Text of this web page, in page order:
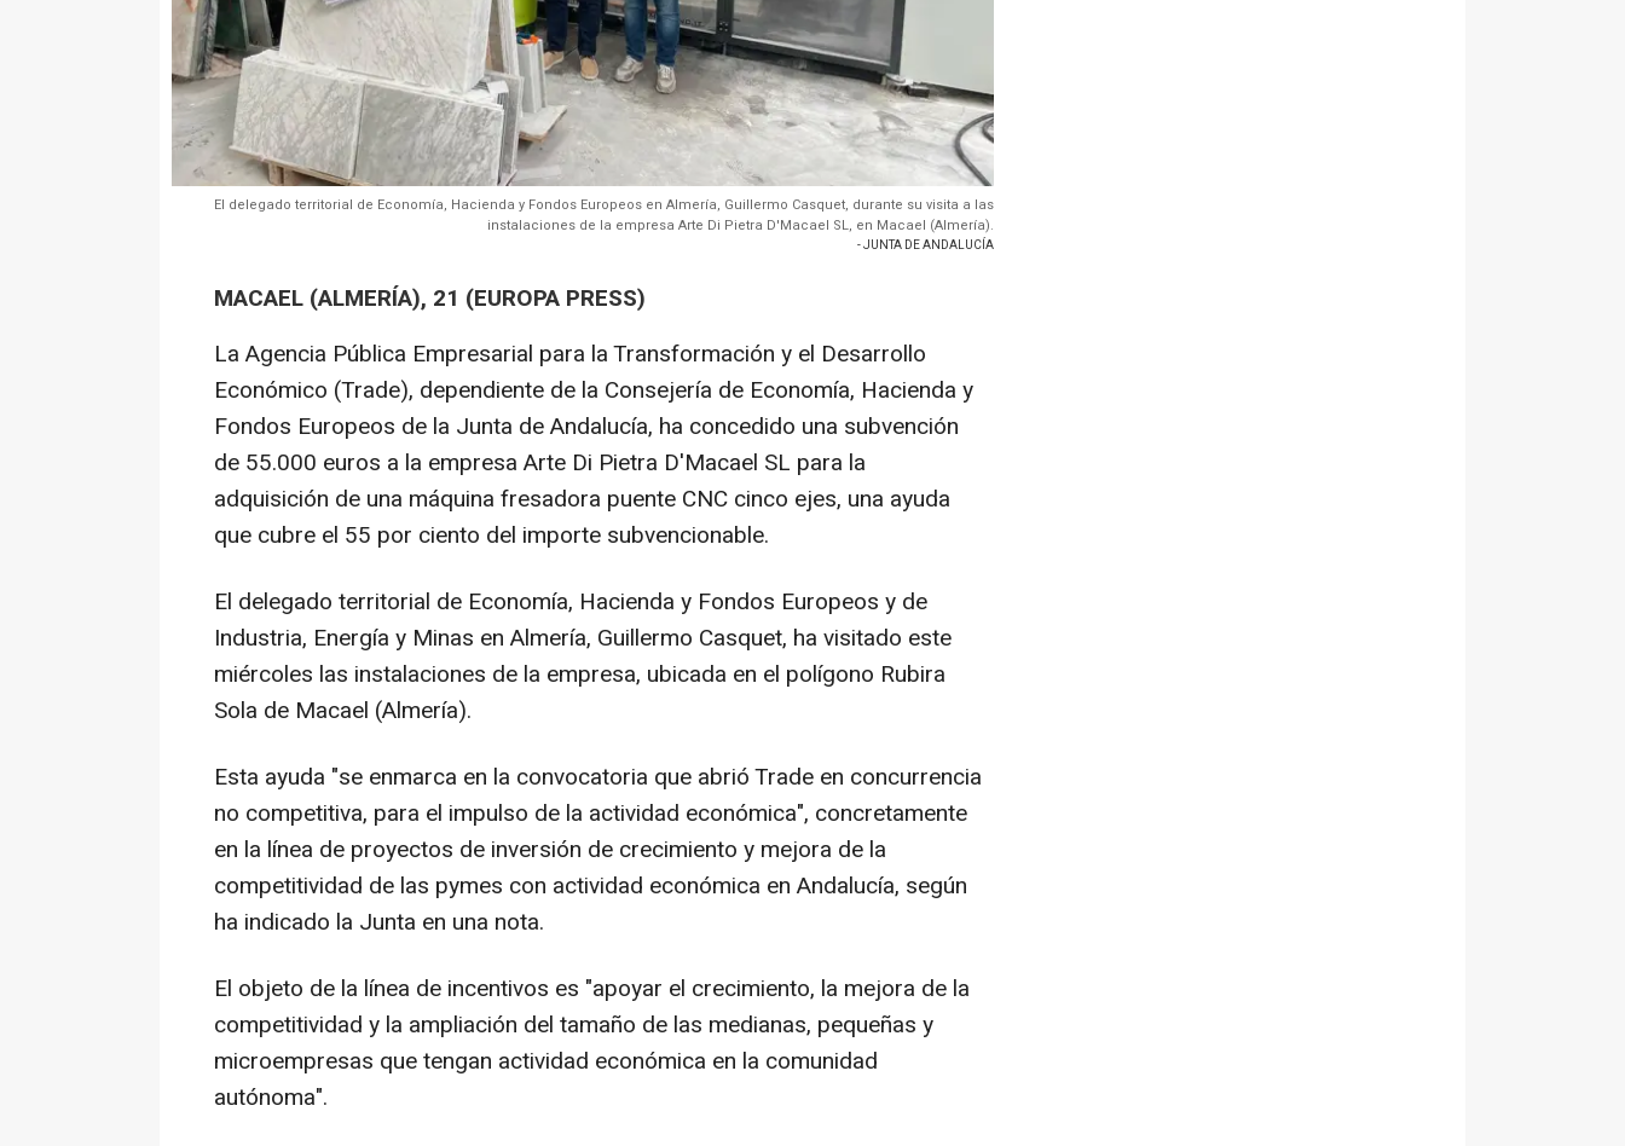
El delegado territorial de Economía, Hacienda y Fondos Europeos en Almería, Guillermo Casquet, durante su visita a las
instalaciones de la empresa Arte Di Pietra D'Macael SL, en Macael (Almería).
- JUNTA DE ANDALUCÍA
MACAEL (ALMERÍA), 21 (EUROPA PRESS)
La Agencia Pública Empresarial para la Transformación y el Desarrollo
Económico (Trade), dependiente de la Consejería de Economía, Hacienda y
Fondos Europeos de la Junta de Andalucía, ha concedido una subvención
de 55.000 euros a la empresa Arte Di Pietra D'Macael SL para la
adquisición de una máquina fresadora puente CNC cinco ejes, una ayuda
que cubre el 55 por ciento del importe subvencionable.
El delegado territorial de Economía, Hacienda y Fondos Europeos y de
Industria, Energía y Minas en Almería, Guillermo Casquet, ha visitado este
miércoles las instalaciones de la empresa, ubicada en el polígono Rubira
Sola de Macael (Almería).
Esta ayuda "se enmarca en la convocatoria que abrió Trade en concurrencia
no competitiva, para el impulso de la actividad económica", concretamente
en la línea de proyectos de inversión de crecimiento y mejora de la
competitividad de las pymes con actividad económica en Andalucía, según
ha indicado la Junta en una nota.
El objeto de la línea de incentivos es "apoyar el crecimiento, la mejora de la
competitividad y la ampliación del tamaño de las medianas, pequeñas y
microempresas que tengan actividad económica en la comunidad
autónoma".